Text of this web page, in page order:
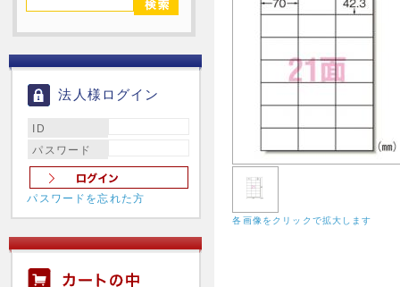
法人様ログイン
ID
パスワード
パスワードを忘れた方
各画像をクリックで拡大します